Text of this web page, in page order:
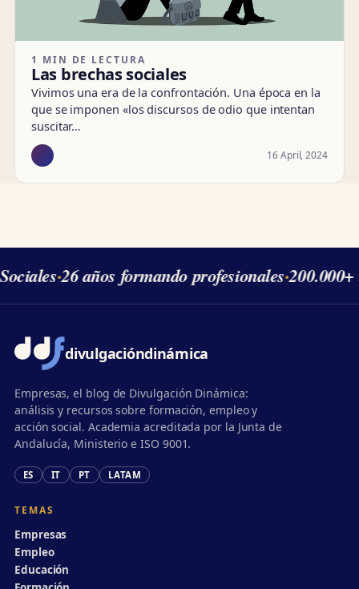
1 MIN DE LECTURA
Las brechas sociales
Vivimos una era de la confrontación. Una época en la
que se imponen «los discursos de odio que intentan
suscitar…
16 April, 2024
·26 años formando profesionales·200.000+
divulgacióndinámica
Empresas, el blog de Divulgación Dinámica:
análisis y recursos sobre formación, empleo y
acción social. Academia acreditada por la Junta de
Andalucía, Ministerio e ISO 9001.
ES IT PT LATAM
TEMAS
Empresas
Empleo
Educación